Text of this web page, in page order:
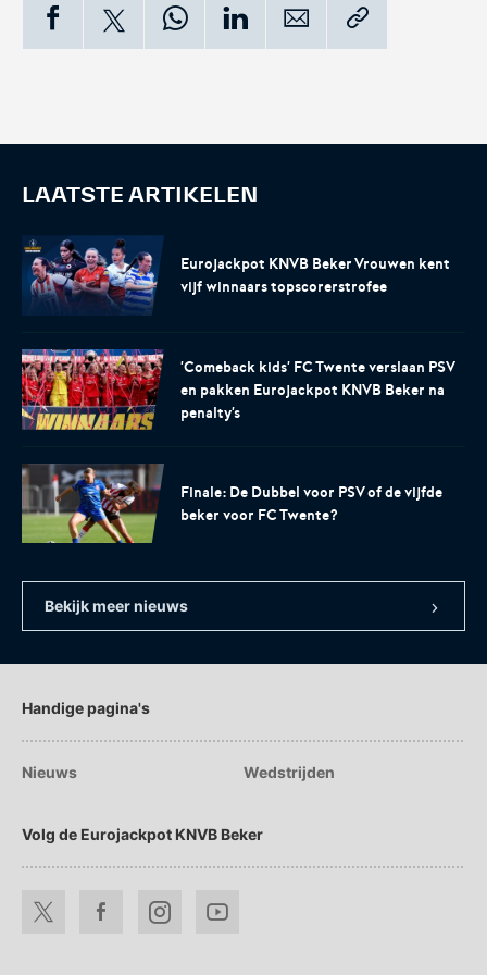
LAATSTE ARTIKELEN
Eurojackpot KNVB Beker Vrouwen kent
vijf winnaars topscorerstrofee
'Comeback kids' FC Twente verslaan PSV
en pakken Eurojackpot KNVB Beker na
penalty's
Finale: De Dubbel voor PSV of de vijfde
beker voor FC Twente?
Bekijk meer nieuws
Handige pagina's
Nieuws Wedstrijden
Volg de Eurojackpot KNVB Beker